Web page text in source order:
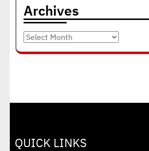
Archives
Archives
QUICK LINKS